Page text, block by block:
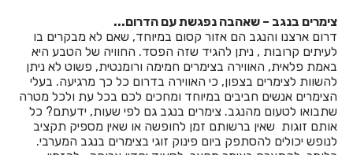
חדרים לפי שעה באשקלון
חדרים לפי שעה באשתאול
חדרים לפי שעה בבאר שבע
חדרים לפי שעה בבוסתן הגליל
חדרים לפי שעה בבורגתה
צימרים בנגב – שאהבה נפגשת עם הדרום...
דרום ארצנו והנגב הם אזור קסום במיוחד, שאם לא מבקרים בו
לעיתים קרובות , ניתן להגיד שזה הפסד. החוויה של הטבע היא
באמת פלאית, האווירה בצימרים חמימה ורומנטית, פשוט לא ניתן
להשוות לצימרים בצפון, כי האווירה בדרום כל כך מרגיעה. בעלי
הצימרים אנשים חביבים במיוחד ומחכים לכם בכל עת ולכל מטרה
שתבואו לטעום מהנגב. צימרים בנגב גם לפי שעות, ידעתם? כל
אותם זוגות שאין ברשותם זמן לחופשה או שאין מספיק תקציב
לנופש יכולים להסתפק ביום פינוק זוגי בצימרים בנגב המערבי.